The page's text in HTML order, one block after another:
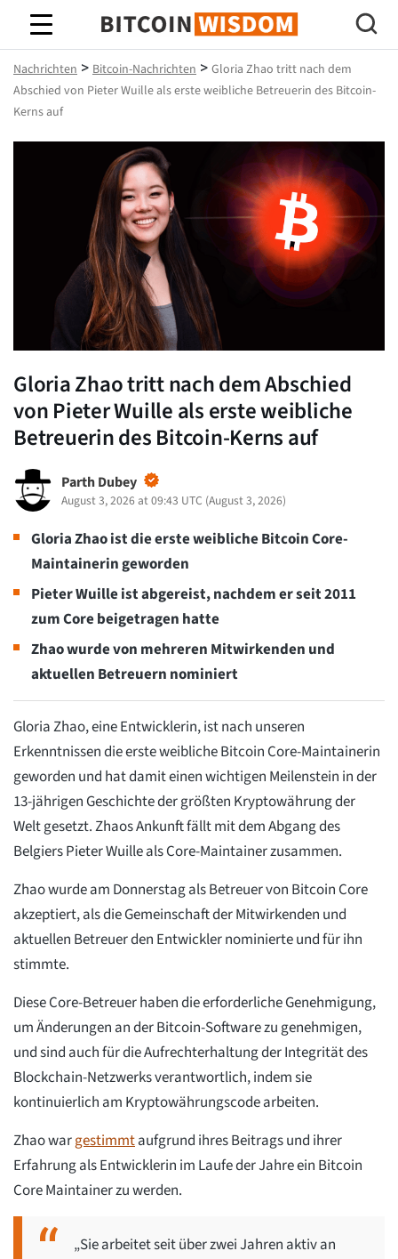
Bitcoin-Weisheit
Nachrichten > Bitcoin-Nachrichten > Gloria Zhao tritt nach dem
Abschied von Pieter Wuille als erste weibliche Betreuerin des Bitcoin-
Kerns auf
Gloria Zhao tritt nach dem Abschied
von Pieter Wuille als erste weibliche
Betreuerin des Bitcoin-Kerns auf
Parth Dubey
August 3, 2026 at 09:43 UTC (August 3, 2026)
Gloria Zhao ist die erste weibliche Bitcoin Core-
Maintainerin geworden
Pieter Wuille ist abgereist, nachdem er seit 2011
zum Core beigetragen hatte
Zhao wurde von mehreren Mitwirkenden und
aktuellen Betreuern nominiert
Gloria Zhao, eine Entwicklerin, ist nach unseren
Erkenntnissen die erste weibliche Bitcoin Core-Maintainerin
geworden und hat damit einen wichtigen Meilenstein in der
13-jährigen Geschichte der größten Kryptowährung der
Welt gesetzt. Zhaos Ankunft fällt mit dem Abgang des
Belgiers Pieter Wuille als Core-Maintainer zusammen.
Zhao wurde am Donnerstag als Betreuer von Bitcoin Core
akzeptiert, als die Gemeinschaft der Mitwirkenden und
aktuellen Betreuer den Entwickler nominierte und für ihn
stimmte.
Diese Core-Betreuer haben die erforderliche Genehmigung,
um Änderungen an der Bitcoin-Software zu genehmigen,
und sind auch für die Aufrechterhaltung der Integrität des
Blockchain-Netzwerks verantwortlich, indem sie
kontinuierlich am Kryptowährungscode arbeiten.
Zhao wargestimmtaufgrund ihres Beitrags und ihrer
Erfahrung als Entwicklerin im Laufe der Jahre ein Bitcoin
Core Maintainer zu werden.
„Sie arbeitet seit über zwei Jahren aktiv an